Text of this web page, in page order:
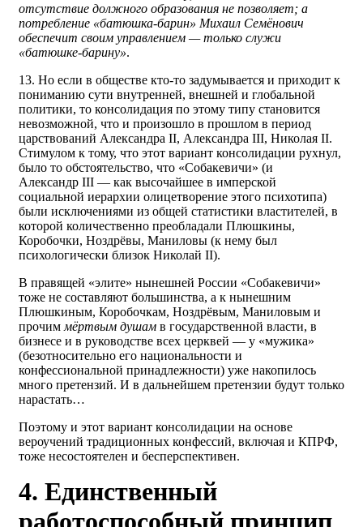
отсутствие должного образования не позволяет; а
потребление «батюшка-барин» Михаил Семёнович
обеспечит своим управлением — только служи
«батюшке-барину».
13. Но если в обществе кто-то задумывается и приходит к
пониманию сути внутренней, внешней и глобальной
политики, то консолидация по этому типу становится
невозможной, что и произошло в прошлом в период
царствований Александра II, Александра III, Николая II.
Стимулом к тому, что этот вариант консолидации рухнул,
было то обстоятельство, что «Собакевичи» (и
Александр III — как высочайшее в имперской
социальной иерархии олицетворение этого психотипа)
были исключениями из общей статистики властителей, в
которой количественно преобладали Плюшкины,
Коробочки, Ноздрёвы, Маниловы (к нему был
психологически близок Николай II).
В правящей «элите» нынешней России «Собакевичи»
тоже не составляют большинства, а к нынешним
Плюшкиным, Коробочкам, Ноздрёвым, Маниловым и
прочим мёртвым душам в государственной власти, в
бизнесе и в руководстве всех церквей — у «мужика»
(безотносительно его национальности и
конфессиональной принадлежности) уже накопилось
много претензий. И в дальнейшем претензии будут только
нарастать…
Поэтому и этот вариант консолидации на основе
вероучений традиционных конфессий, включая и КПРФ,
тоже несостоятелен и бесперспективен.
4. Единственный